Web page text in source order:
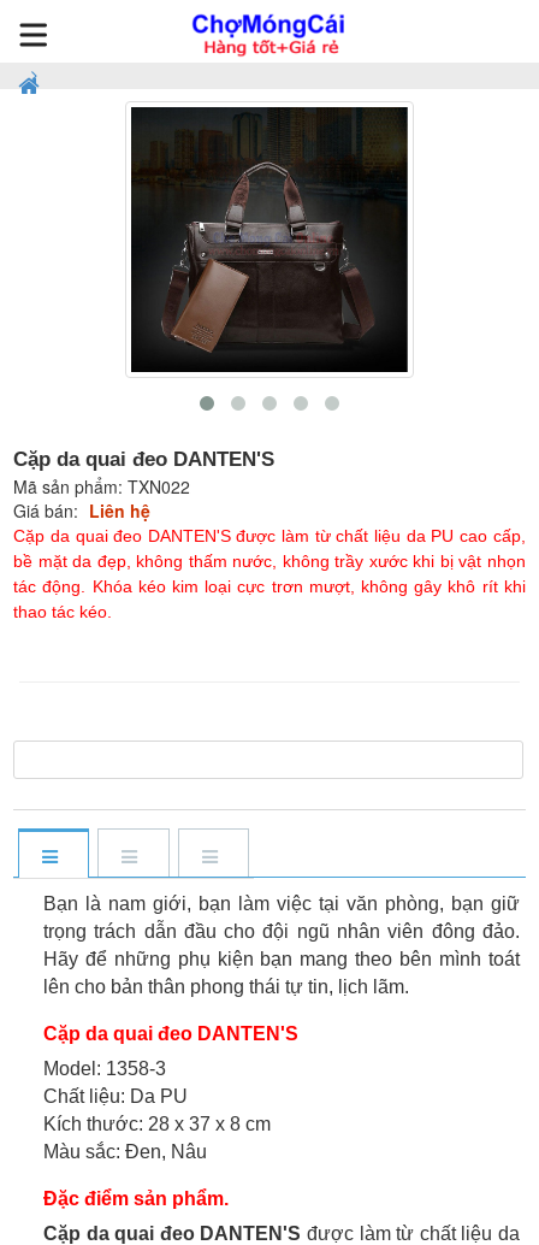
Cặp da quai đeo DANTEN'S
Mã sản phẩm:TXN022
Giá bán: Liên hệ
Cặp da quai đeo DANTEN'S được làm từ chất liệu da PU cao cấp,
bề mặt da đẹp, không thấm nước, không trầy xước khi bị vật nhọn
tác động. Khóa kéo kim loại cực trơn mượt, không gây khô rít khi
thao tác kéo.
Bạn là nam giới, bạn làm việc tại văn phòng, bạn giữ
trọng trách dẫn đầu cho đội ngũ nhân viên đông đảo.
Hãy để những phụ kiện bạn mang theo bên mình toát
lên cho bản thân phong thái tự tin, lịch lãm.
Cặp da quai đeo DANTEN'S
Model: 1358-3
Chất liệu: Da PU
Kích thước: 28 x 37 x 8 cm
Màu sắc: Đen, Nâu
Đặc điểm sản phẩm.
Cặp da quai đeo DANTEN'S được làm từ chất liệu da